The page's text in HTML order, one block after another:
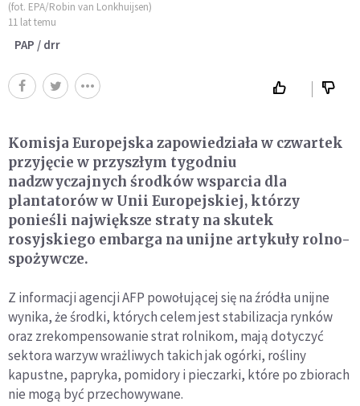
(fot. EPA/Robin van Lonkhuijsen)
11 lat temu
PAP / drr
Komisja Europejska zapowiedziała w czwartek
przyjęcie w przyszłym tygodniu
nadzwyczajnych środków wsparcia dla
plantatorów w Unii Europejskiej, którzy
ponieśli największe straty na skutek
rosyjskiego embarga na unijne artykuły rolno-
spożywcze.
Z informacji agencji AFP powołującej się na źródła unijne
wynika, że środki, których celem jest stabilizacja rynków
oraz zrekompensowanie strat rolnikom, mają dotyczyć
sektora warzyw wrażliwych takich jak ogórki, rośliny
kapustne, papryka, pomidory i pieczarki, które po zbiorach
nie mogą być przechowywane.